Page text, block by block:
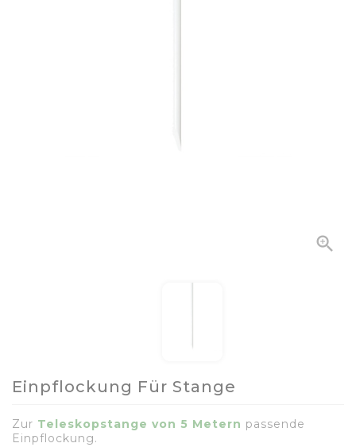

Einpflockung Für Stange
Zur Teleskopstange von 5 Metern passende
Einpflockung.